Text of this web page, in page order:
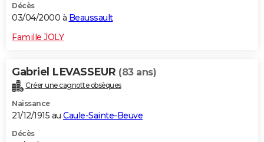
Décès
03/04/2000 à Beaussault
Famille JOLY
Gabriel LEVASSEUR (83 ans)
Créer une cagnotte obsèques
Naissance
21/12/1915 au Caule-Sainte-Beuve
Décès